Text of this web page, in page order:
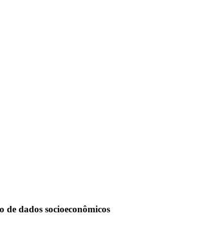
dados socioeconômicos